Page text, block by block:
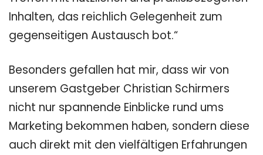
Inhalten, das reichlich Gelegenheit zum
gegenseitigen Austausch bot.“
Besonders gefallen hat mir, dass wir von
unserem Gastgeber Christian Schirmers
nicht nur spannende Einblicke rund ums
Marketing bekommen haben, sondern diese
auch direkt mit den vielfältigen Erfahrungen